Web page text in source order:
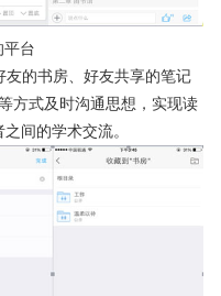
平台
的书房、好友共享的笔记
方式及时沟通思想，实现读
间的学术交流。